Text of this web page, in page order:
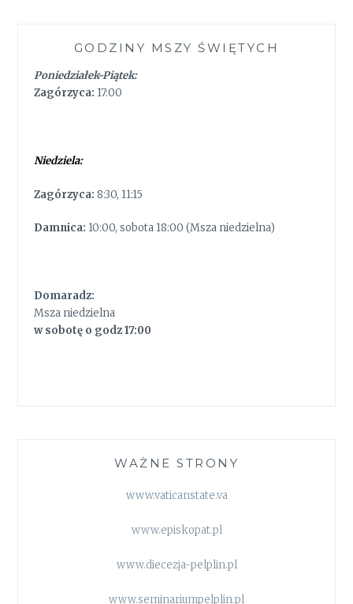
GODZINY MSZY ŚWIĘTYCH
Poniedziałek-Piątek:
Zagórzyca: 17:00
Niedziela:
Zagórzyca: 8:30, 11:15
Damnica: 10:00, sobota 18:00 (Msza niedzielna)
Domaradz:
Msza niedzielna
w sobotę o godz 17:00
WAŻNE STRONY
www.vaticanstate.va
www.episkopat.pl
www.diecezja-pelplin.pl
www.seminariumpelplin.pl